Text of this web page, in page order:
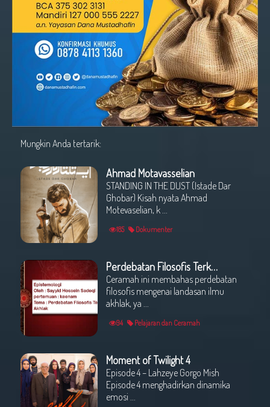
Mungkin Anda tertarik:
Ahmad Motavasselian
STANDING IN THE DUST (Istade Dar
Ghobar) Kisah nyata Ahmad
Motevaselian, k ...
185 Dokumenter
Perdebatan Filosofis Terkait Ilmu Akhlak
Ceramah ini membahas perdebatan
filosofis mengenai landasan ilmu
akhlak, ya ...
94 Pelajaran dan Ceramah
Moment of Twilight 4
Episode 4 – Lahzeye Gorgo Mish
Episode 4 menghadirkan dinamika
emosi ...